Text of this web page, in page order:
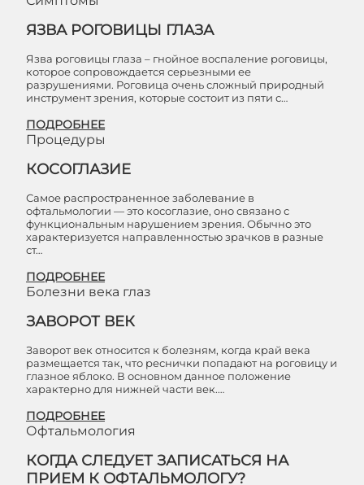
ЯЗВА РОГОВИЦЫ ГЛАЗА
Язва роговицы глаза – гнойное воспаление роговицы,
которое сопровождается серьезными ее
разрушениями. Роговица очень сложный природный
инструмент зрения, которые состоит из пяти с…
ПОДРОБНЕЕ
Процедуры
КОСОГЛАЗИЕ
Самое распространенное заболевание в
офтальмологии — это косоглазие, оно связано с
функциональным нарушением зрения. Обычно это
характеризуется направленностью зрачков в разные
ст…
ПОДРОБНЕЕ
Болезни века глаз
ЗАВОРОТ ВЕК
Заворот век относится к болезням, когда край века
размещается так, что реснички попадают на роговицу и
глазное яблоко. В основном данное положение
характерно для нижней части век.…
ПОДРОБНЕЕ
Офтальмология
КОГДА СЛЕДУЕТ ЗАПИСАТЬСЯ НА
ПРИЕМ К ОФТАЛЬМОЛОГУ?